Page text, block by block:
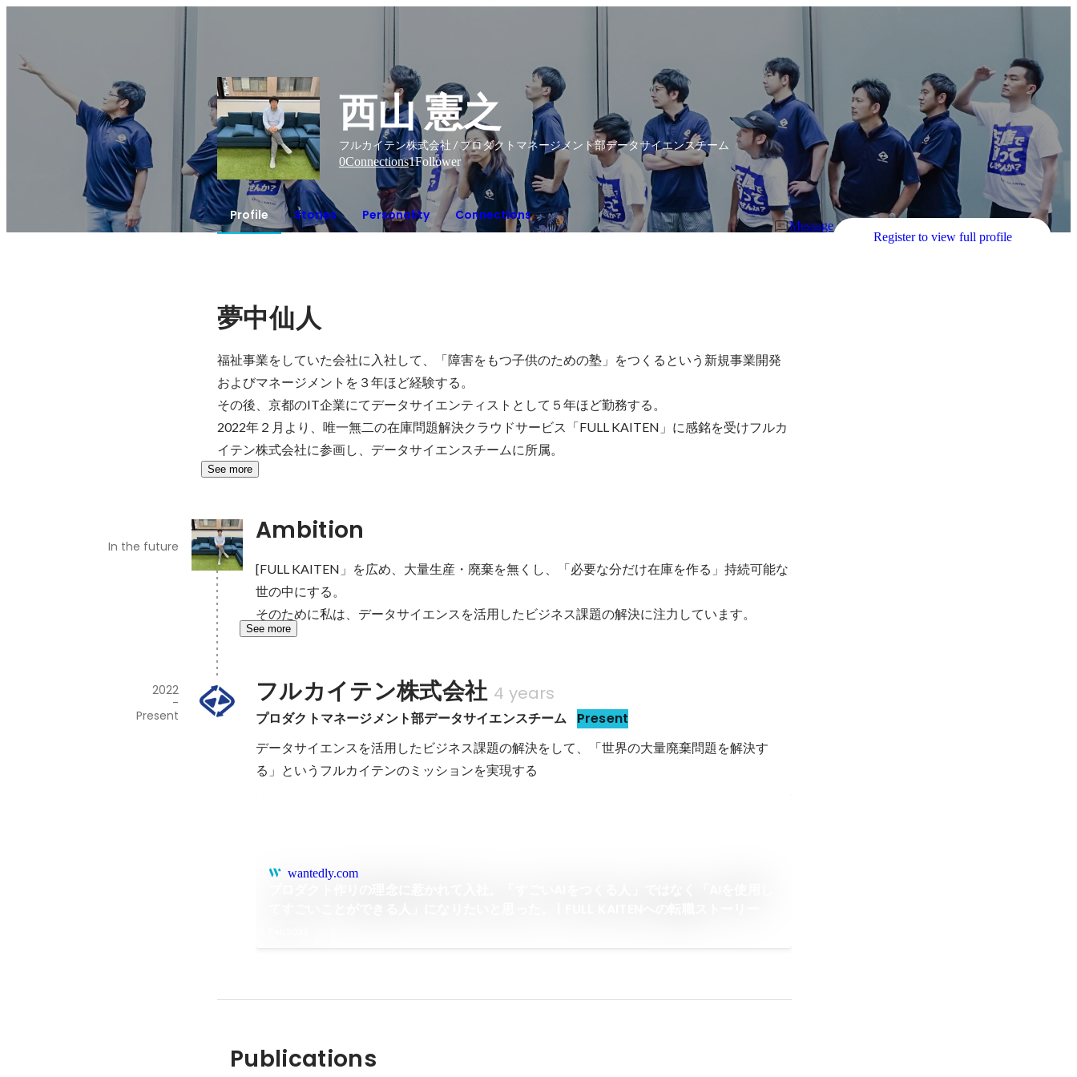
西山 憲之
フルカイテン株式会社 / プロダクトマネージメント部データサイエンスチーム
0Connections1Follower
Profile Stories Personality Connections
Message
Register to view full profile
夢中仙人
福祉事業をしていた会社に入社して、「障害をもつ子供のための塾」をつくるという新規事業開発
およびマネージメントを３年ほど経験する。
その後、京都のIT企業にてデータサイエンティストとして５年ほど勤務する。
2022年２月より、唯一無二の在庫問題解決クラウドサービス「FULL KAITEN」に感銘を受けフルカ
イテン株式会社に参画し、データサイエンスチームに所属。
See more
Ambition
In the future
[FULL KAITEN」を広め、大量生産・廃棄を無くし、「必要な分だけ在庫を作る」持続可能な
世の中にする。
そのために私は、データサイエンスを活用したビジネス課題の解決に注力しています。
See more
フルカイテン株式会社 4 years
プロダクトマネージメント部データサイエンスチーム Present
2022
-
Present
データサイエンスを活用したビジネス課題の解決をして、「世界の大量廃棄問題を解決す
wantedly.com
Publications